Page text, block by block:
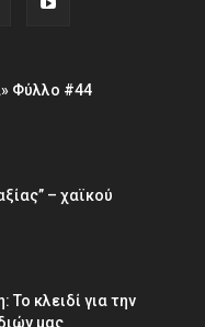
Φύλλο #44
– χαϊκού
κλειδί για την
µας